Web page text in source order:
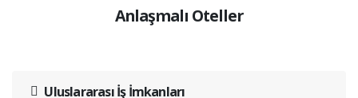
Anlaşmalı Oteller
Uluslararası İş İmkanları